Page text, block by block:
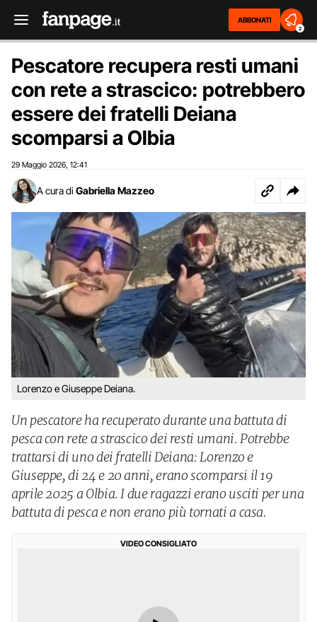
ABBONATI
2
Pescatore recupera resti umani
con rete a strascico: potrebbero
essere dei fratelli Deiana
scomparsi a Olbia
29 Maggio 2026 12:41
A cura di Gabriella Mazzeo
Lorenzo e Giuseppe Deiana.
Un pescatore ha recuperato durante una battuta di
pesca con rete a strascico dei resti umani. Potrebbe
trattarsi di uno dei fratelli Deiana: Lorenzo e
Giuseppe, di 24 e 20 anni, erano scomparsi il 19
aprile 2025 a Olbia. I due ragazzi erano usciti per una
battuta di pesca e non erano più tornati a casa.
VIDEO CONSIGLIATO